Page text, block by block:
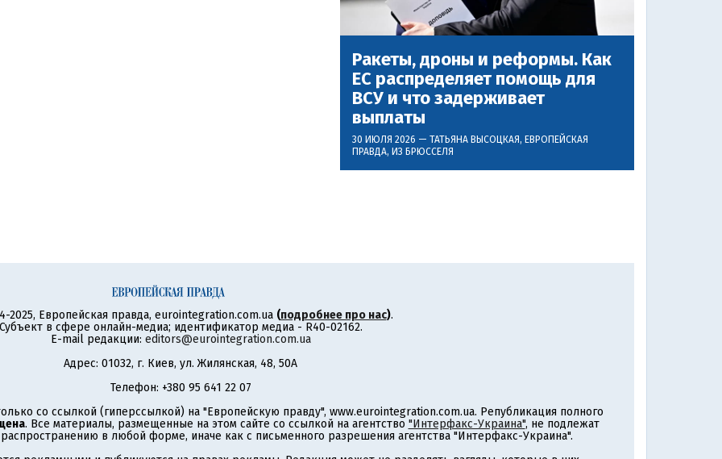
Ракеты, дроны и реформы. Как
ЕС распределяет помощь для
ВСУ и что задерживает
выплаты
30 ИЮЛЯ 2026 — ТАТЬЯНА ВЫСОЦКАЯ, ЕВРОПЕЙСКАЯ
ПРАВДА, ИЗ БРЮССЕЛЯ
2025, Европейская правда, eurointegration.com.ua (подробнее про нас).
Субъект в сфере онлайн-медиа; идентификатор медиа - R40-02162.
E-mail редакции: editors@eurointegration.com.ua
Адрес: 01032, г. Киев, ул. Жилянская, 48, 50А
Телефон: +380 95 641 22 07
со ссылкой (гиперссылкой) на "Европейскую правду", www.eurointegration.com.ua. Републикация полного
. Все материалы, размещенные на этом сайте со ссылкой на агентство "Интерфакс-Украина", не подлежат
в любой форме, иначе как с письменного разрешения агентства "Интерфакс-Украина".